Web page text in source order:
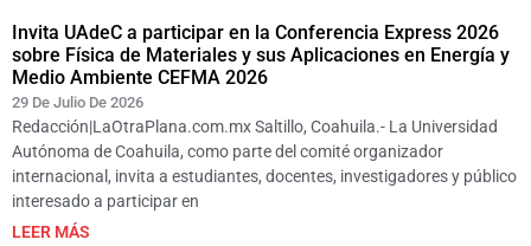
Invita UAdeC a participar en la Conferencia Express 2026
sobre Física de Materiales y sus Aplicaciones en Energía y
Medio Ambiente CEFMA 2026
29 De Julio De 2026
Redacción|LaOtraPlana.com.mx Saltillo, Coahuila.- La Universidad
Autónoma de Coahuila, como parte del comité organizador
internacional, invita a estudiantes, docentes, investigadores y público
interesado a participar en
LEER MÁS